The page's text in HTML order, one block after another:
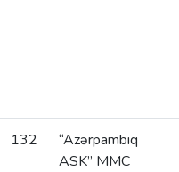
132
“Azərpambıq
ASK” MMC